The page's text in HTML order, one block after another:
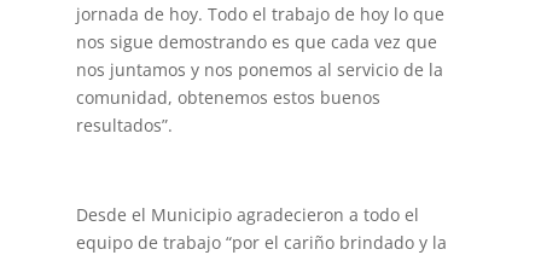
jornada de hoy. Todo el trabajo de hoy lo que
nos sigue demostrando es que cada vez que
nos juntamos y nos ponemos al servicio de la
comunidad, obtenemos estos buenos
resultados”.
Desde el Municipio agradecieron a todo el
equipo de trabajo “por el cariño brindado y la